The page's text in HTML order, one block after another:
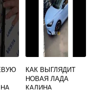
КАК ВЫГЛЯДИТ
НОВАЯ ЛАДА
КАЛИНА